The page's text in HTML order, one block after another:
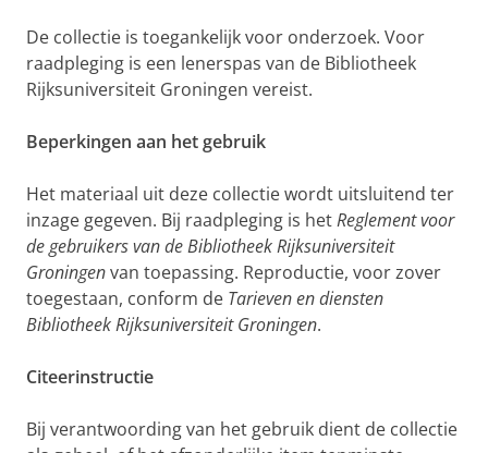
De collectie is toegankelijk voor onderzoek. Voor
raadpleging is een lenerspas van de Bibliotheek
Rijksuniversiteit Groningen vereist.
Beperkingen aan het gebruik
Het materiaal uit deze collectie wordt uitsluitend ter
inzage gegeven. Bij raadpleging is hetReglement voor
de gebruikers van de Bibliotheek Rijksuniversiteit
Groningenvan toepassing. Reproductie, voor zover
toegestaan, conform de Tarieven en diensten
Bibliotheek Rijksuniversiteit Groningen.
Citeerinstructie
Bij verantwoording van het gebruik dient de collectie